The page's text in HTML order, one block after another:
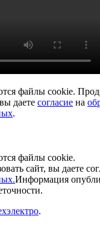
файлы cookie.
даете согласие на
.
файлы cookie.
сайт, вы даете
Информация
.